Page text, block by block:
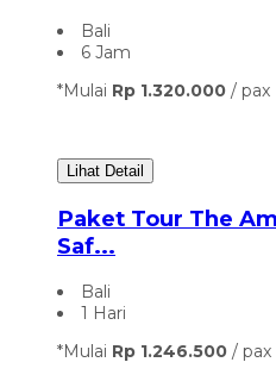
Bali
6 Jam
*Mulai Rp 1.320.000 / pax
Lihat Detail
Paket Tour The
Saf...
Bali
1 Hari
*Mulai Rp 1.246.500 / pax